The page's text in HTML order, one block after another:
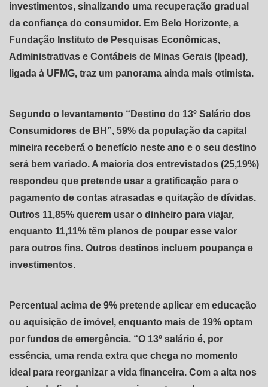
investimentos, sinalizando uma recuperação gradual
da confiança do consumidor. Em Belo Horizonte, a
Fundação Instituto de Pesquisas Econômicas,
Administrativas e Contábeis de Minas Gerais (Ipead),
ligada à UFMG, traz um panorama ainda mais otimista.
Segundo o levantamento “Destino do 13º Salário dos
Consumidores de BH”, 59% da população da capital
mineira receberá o benefício neste ano e o seu destino
será bem variado. A maioria dos entrevistados (25,19%)
respondeu que pretende usar a gratificação para o
pagamento de contas atrasadas e quitação de dívidas.
Outros 11,85% querem usar o dinheiro para viajar,
enquanto 11,11% têm planos de poupar esse valor
para outros fins. Outros destinos incluem poupança e
investimentos.
Percentual acima de 9% pretende aplicar em educação
ou aquisição de imóvel, enquanto mais de 19% optam
por fundos de emergência. “O 13º salário é, por
essência, uma renda extra que chega no momento
ideal para reorganizar a vida financeira. Com a alta nos